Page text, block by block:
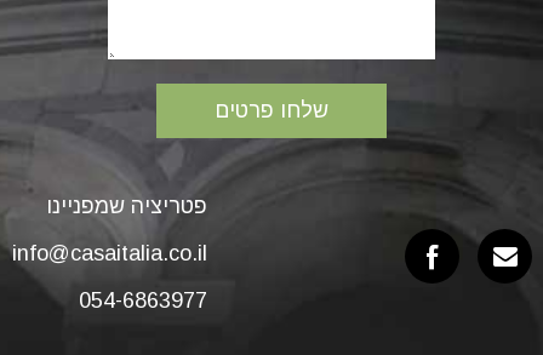
פטריציה שמפניינו
info@casaitalia.co.il
054-6863977